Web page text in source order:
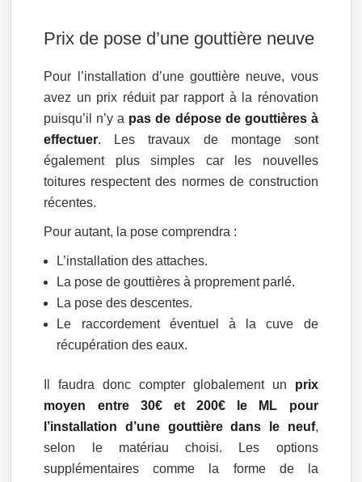
Prix de pose d’une gouttière neuve
Pour l’installation d’une gouttière neuve, vous
avez un prix réduit par rapport à la rénovation
puisqu’il n’y a pas de dépose de gouttières à
effectuer. Les travaux de montage sont
également plus simples car les nouvelles
toitures respectent des normes de construction
récentes.
Pour autant, la pose comprendra :
L’installation des attaches.
La pose de gouttières à proprement parlé.
La pose des descentes.
Le raccordement éventuel à la cuve de
récupération des eaux.
Il faudra donc compter globalement un prix
moyen entre 30€ et 200€ le ML pour
l’installation d’une gouttière dans le neuf,
selon le matériau choisi. Les options
supplémentaires comme la forme de la